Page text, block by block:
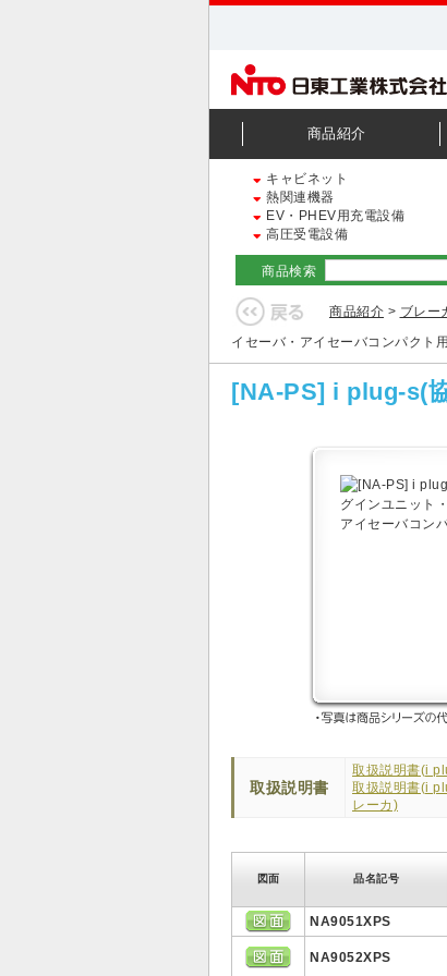
商品紹介
キャビネット
熱関連機器
EV・PHEV用充電設備
高圧受電設備
商品検索
商品紹介 > ブレー
イセーバ・アイセーバコンパクト
[NA-PS] i plug-s(
取扱説明書
取扱説明書(i
取扱説明書(i
レーカ)
図面 品名記号
NA9051XPS
NA9052XPS